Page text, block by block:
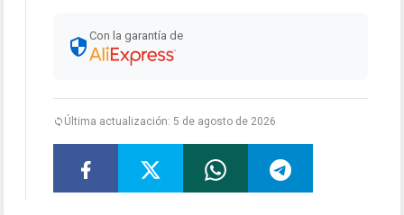
Con la garantía de
Última actualización: 5 de agosto de 2026